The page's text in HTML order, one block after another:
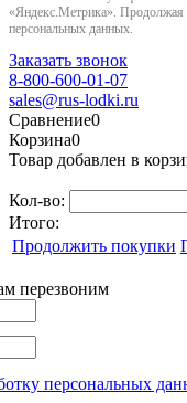
«Яндекс.Метрика». Продолжая
персональных данных.
Заказать звонок
8-800-600-01-07
sales@rus-lodki.ru
Сравнение0
Корзина0
Товар добавлен в
Кол-во:
Итого:
Продолжить покупки
перезвоним
персональных